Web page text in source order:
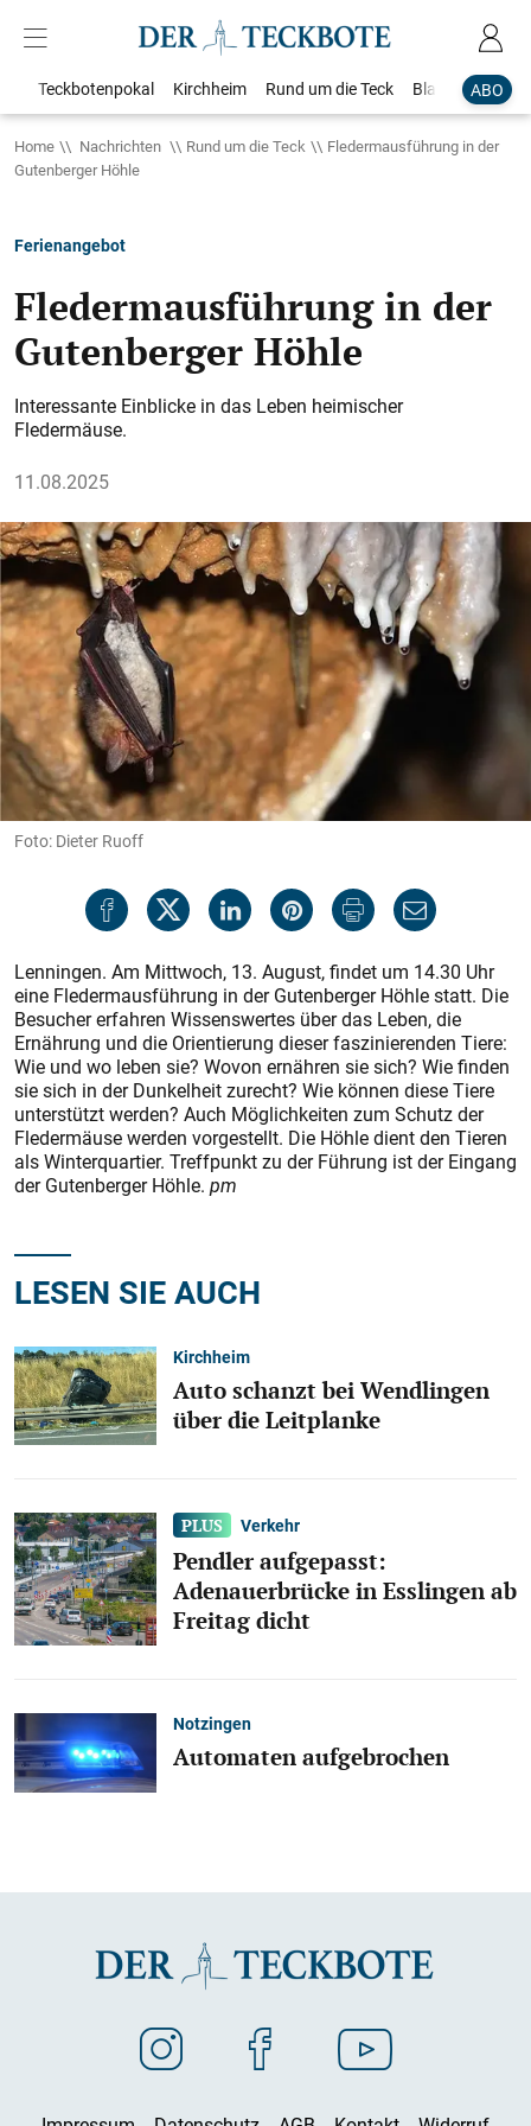
ABO
Teckbotenpokal Kirchheim Rund um die Teck Blaulicht
Home Nachrichten Rund um die Teck
Fledermausführung in der
Gutenberger Höhle
Ferienangebot
Fledermausführung in der
Gutenberger Höhle
Interessante Einblicke in das Leben heimischer
Fledermäuse.
11.08.2025
Foto: Dieter Ruoff
Lenningen. Am Mittwoch, 13. August, findet um 14.30 Uhr
eine Fledermausführung in der Gutenberger Höhle statt. Die
Besucher erfahren Wissenswertes über das Leben, die
Ernährung und die Orientierung dieser faszinierenden Tiere:
Wie und wo leben sie? Wovon ernähren sie sich? Wie finden
sie sich in der Dunkelheit zurecht? Wie können diese Tiere
unterstützt werden? Auch Möglichkeiten zum Schutz der
Fledermäuse werden vorgestellt. Die Höhle dient den Tieren
als Winterquartier. Treffpunkt zu der Führung ist der Eingang
der Gutenberger Höhle. pm
LESEN SIE AUCH
Kirchheim
Auto schanzt bei Wendlingen
über die Leitplanke
Verkehr
Pendler aufgepasst:
Adenauerbrücke in Esslingen ab
Freitag dicht
Notzingen
Automaten aufgebrochen